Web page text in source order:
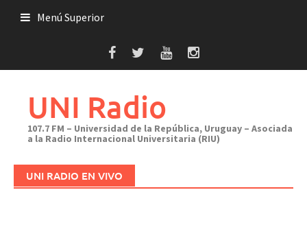
Menú Superior
UNI Radio
107.7 FM – Universidad de la República, Uruguay – Asociada
a la Radio Internacional Universitaria (RIU)
UNI RADIO EN VIVO